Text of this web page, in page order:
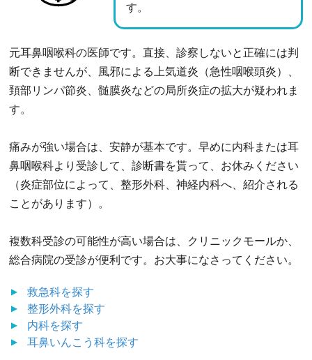
す。
元耳鼻咽喉科の医師です。直接、診察しないと正確には判
断できませんが、風邪による上気道炎（急性咽喉頭炎）、
頚部リンパ節炎、髄膜炎などの局所炎症の拡大が疑われま
す。
痛みが強い場合は、安静が基本です。早めに内科または耳
鼻咽喉科より受診して、診断書を貰って、お休みください
（炎症部位によって、整形外科、神経内科へ、紹介される
ことがあります）。
複数科受診の可能性が高い場合は、クリニックモールか、
総合病院の受診が便利です。お大事になさってください。
救急科を探す
整形外科を探す
内科を探す
耳鼻いんこう科を探す